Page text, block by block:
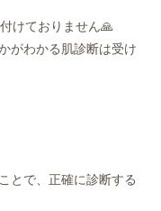
けておりません🙏
がわかる肌診断は受け
とで、正確に診断する